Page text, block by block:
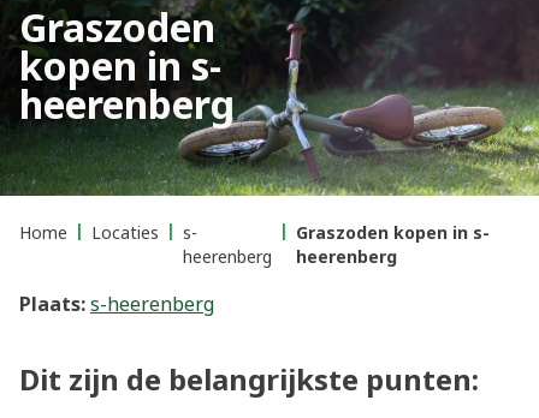
Graszoden
kopen in s-
heerenberg
Home Locaties
s-
heerenberg
Graszoden kopen in s-
heerenberg
Plaats:s-heerenberg
Dit zijn de belangrijkste punten: